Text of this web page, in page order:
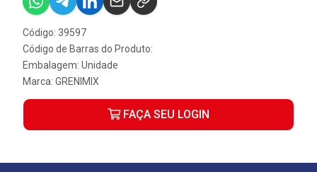
Código: 39597
Código de Barras do Produto:
Embalagem: Unidade
Marca: GRENIMIX
FAÇA SEU LOGIN